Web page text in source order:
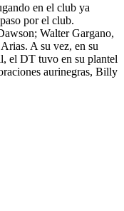
en el club ya
por el club.
Walter Gargano,
A su vez, en su
el DT tuvo en su plantel
aurinegras, Billy